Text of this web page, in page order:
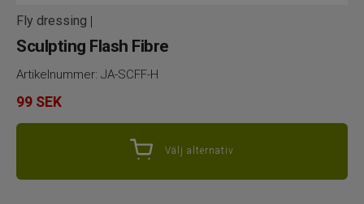
Fly dressing |
Sculpting Flash Fibre
Artikelnummer: JA-SCFF-H
99 SEK
Välj alternativ